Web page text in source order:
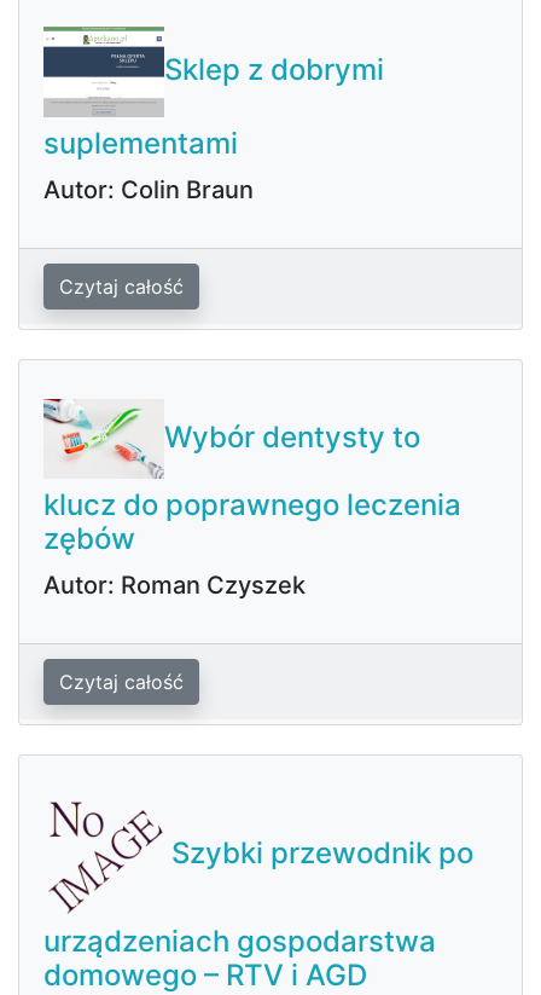
Sklep z dobrymi
suplementami
Autor: Colin Braun
Czytaj całość
Wybór dentysty to
klucz do poprawnego leczenia
zębów
Autor: Roman Czyszek
Czytaj całość
Szybki przewodnik po
urządzeniach gospodarstwa
domowego – RTV i AGD